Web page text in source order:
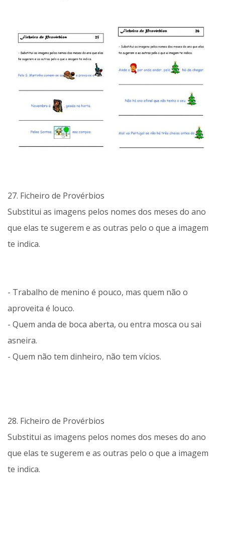
27. Ficheiro de Provérbios
Substitui as imagens pelos nomes dos meses do ano
que elas te sugerem e as outras pelo o que a imagem
te indica.
- Trabalho de menino é pouco, mas quem não o
aproveita é louco.
- Quem anda de boca aberta, ou entra mosca ou sai
asneira.
- Quem não tem dinheiro, não tem vícios.
28. Ficheiro de Provérbios
Substitui as imagens pelos nomes dos meses do ano
que elas te sugerem e as outras pelo o que a imagem
te indica.